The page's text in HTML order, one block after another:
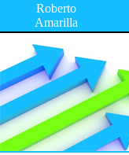
Roberto
Amarilla